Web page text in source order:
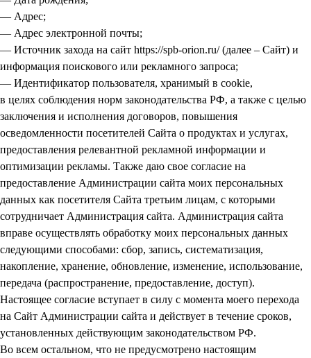
— Адрес;
— Адрес электронной почты;
— Источник захода на сайт https://spb-orion.ru/ (далее – Сайт) и
информация поискового или рекламного запроса;
— Идентификатор пользователя, хранимый в cookie,
в целях соблюдения норм законодательства РФ, а также с целью
заключения и исполнения договоров, повышения
осведомленности посетителей Сайта о продуктах и услугах,
предоставления релевантной рекламной информации и
оптимизации рекламы. Также даю свое согласие на
предоставление Администрации сайта моих персональных
данных как посетителя Сайта третьим лицам, с которыми
сотрудничает Администрация сайта. Администрация сайта
вправе осуществлять обработку моих персональных данных
следующими способами: сбор, запись, систематизация,
накопление, хранение, обновление, изменение, использование,
передача (распространение, предоставление, доступ).
Настоящее согласие вступает в силу с момента моего перехода
на Сайт Администрации сайта и действует в течение сроков,
установленных действующим законодательством РФ.
Во всем остальном, что не предусмотрено настоящим